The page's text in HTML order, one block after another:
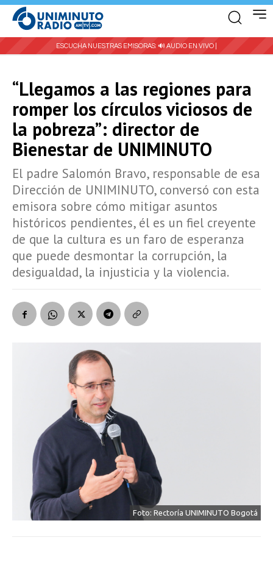
ESCUCHA NUESTRAS EMISORAS: 🔊 AUDIO EN VIVO |
“Llegamos a las regiones para
romper los círculos viciosos de
la pobreza”: director de
Bienestar de UNIMINUTO
El padre Salomón Bravo, responsable de esa
Dirección de UNIMINUTO, conversó con esta
emisora sobre cómo mitigar asuntos
históricos pendientes, él es un fiel creyente
de que la cultura es un faro de esperanza
que puede desmontar la corrupción, la
desigualdad, la injusticia y la violencia.
Foto: Rectoría UNIMINUTO Bogotá